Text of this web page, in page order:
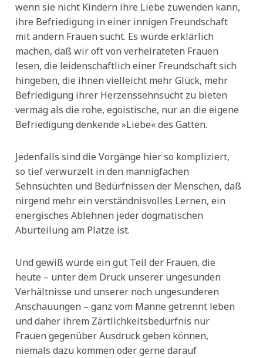
wenn sie nicht Kindern ihre Liebe zuwenden kann,
ihre Befriedigung in einer innigen Freundschaft
mit andern Frauen sucht. Es würde erklärlich
machen, daß wir oft von verheirateten Frauen
lesen, die leidenschaftlich einer Freundschaft sich
hingeben, die ihnen vielleicht mehr Glück, mehr
Befriedigung ihrer Herzenssehnsucht zu bieten
vermag als die rohe, egoistische, nur an die eigene
Befriedigung denkende »Liebe« des Gatten.
Jedenfalls sind die Vorgänge hier so kompliziert,
so tief verwurzelt in den mannigfachen
Sehnsüchten und Bedürfnissen der Menschen, daß
nirgend mehr ein verständnisvolles Lernen, ein
energisches Ablehnen jeder dogmatischen
Aburteilung am Platze ist.
Und gewiß würde ein gut Teil der Frauen, die
heute – unter dem Druck unserer ungesunden
Verhältnisse und unserer noch ungesunderen
Anschauungen – ganz vom Manne getrennt leben
und daher ihrem Zärtlichkeitsbedürfnis nur
Frauen gegenüber Ausdruck geben können,
niemals dazu kommen oder gerne darauf